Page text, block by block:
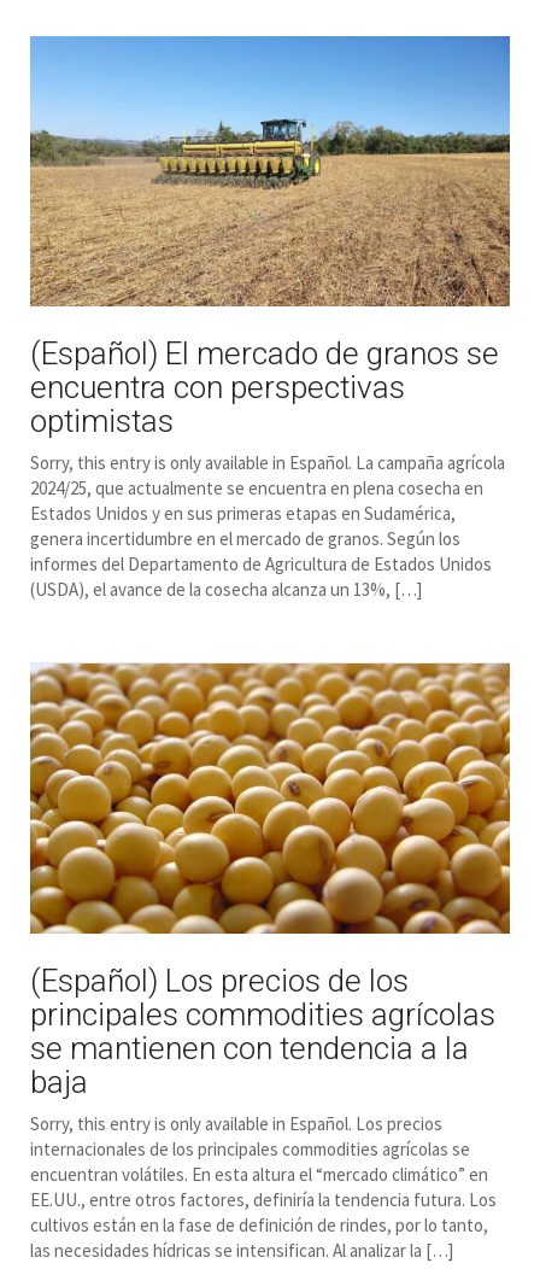
(Español) El mercado de granos se
encuentra con perspectivas
optimistas
Sorry, this entry is only available in Español. La campaña agrícola
2024/25, que actualmente se encuentra en plena cosecha en
Estados Unidos y en sus primeras etapas en Sudamérica,
genera incertidumbre en el mercado de granos. Según los
informes del Departamento de Agricultura de Estados Unidos
(USDA), el avance de la cosecha alcanza un 13%, […]
(Español) Los precios de los
principales commodities agrícolas
se mantienen con tendencia a la
baja
Sorry, this entry is only available in Español. Los precios
internacionales de los principales commodities agrícolas se
encuentran volátiles. En esta altura el “mercado climático” en
EE.UU., entre otros factores, definiría la tendencia futura. Los
cultivos están en la fase de definición de rindes, por lo tanto,
las necesidades hídricas se intensifican. Al analizar la […]